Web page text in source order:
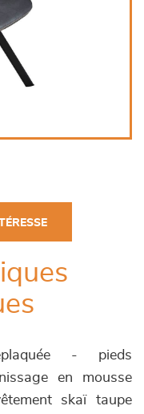
- pieds
en mousse
skaï taupe